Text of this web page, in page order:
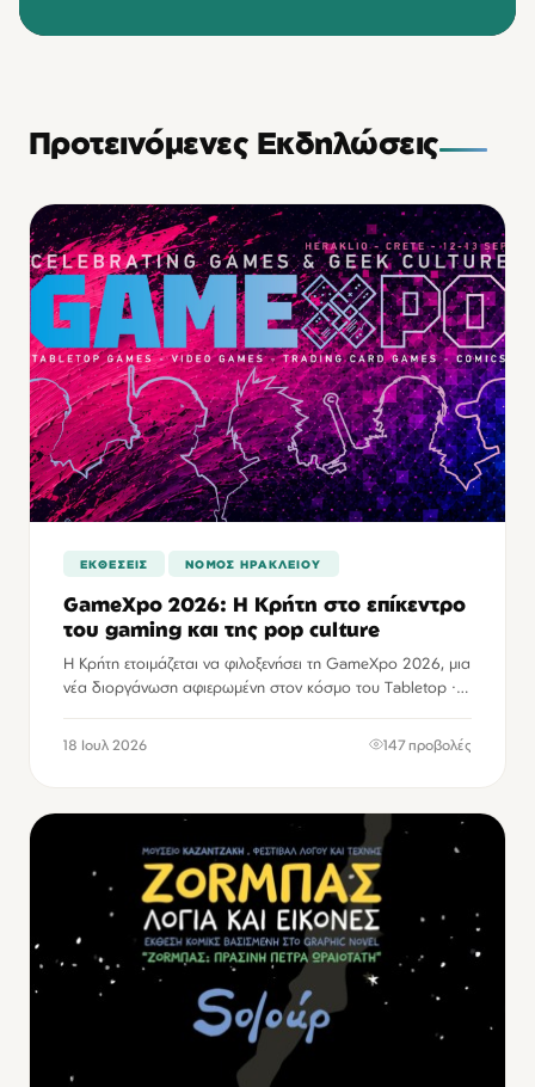
Προτεινόμενες Εκδηλώσεις
ΕΚΘΕΣΕΙΣ ΝΟΜΌΣ ΗΡΑΚΛΕΊΟΥ
GameXpo 2026: Η Κρήτη στο επίκεντρο
του gaming και της pop culture
Η Κρήτη ετοιμάζεται να φιλοξενήσει τη GameXpo 2026, μια
νέα διοργάνωση αφιερωμένη στον κόσμο του Tabletop ·
18 Ιουλ 2026 147 προβολές